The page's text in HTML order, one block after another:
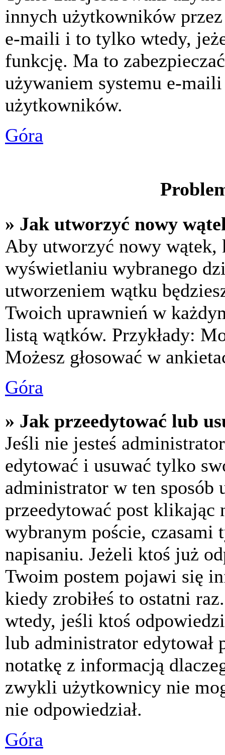
innych użytkowników
e-maili i to tylko wtedy,
funkcję. Ma to
używaniem systemu e-
użytkowników.
Góra
» Jak utworzyć nowy
Aby utworzyć nowy
wyświetlaniu wybranego
utworzeniem wątku
Twoich uprawnień w
listą wątków. Przykłady:
Możesz głosować w
Góra
» Jak przeedytować lub
Jeśli nie jesteś
edytować i usuwać tylko
administrator w ten sposób
przeedytować post klikając
wybranym poście, czasami
napisaniu. Jeżeli ktoś już
Twoim postem pojawi się
kiedy zrobiłeś to ostatni
wtedy, jeśli ktoś
lub administrator edytował
notatkę z informacją
zwykli użytkownicy nie
nie odpowiedział.
Góra